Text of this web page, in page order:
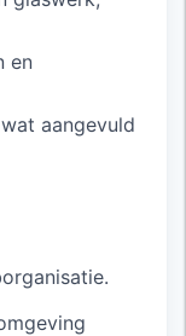
en
aangevuld